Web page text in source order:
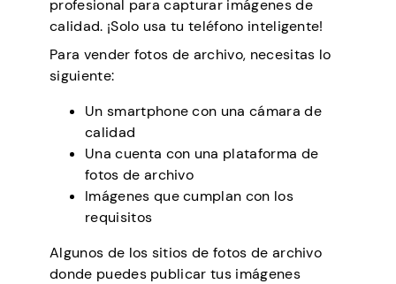
profesional para capturar imágenes de
calidad. ¡Solo usa tu teléfono inteligente!
Para vender fotos de archivo, necesitas lo
siguiente:
Un smartphone con una cámara de
calidad
Una cuenta con una plataforma de
fotos de archivo
Imágenes que cumplan con los
requisitos
Algunos de los sitios de fotos de archivo
donde puedes publicar tus imágenes